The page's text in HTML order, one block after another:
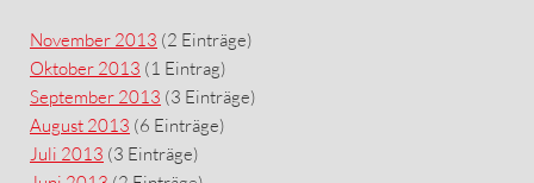
November 2013 (2 Einträge)
Oktober 2013 (1 Eintrag)
September 2013 (3 Einträge)
August 2013 (6 Einträge)
Juli 2013 (3 Einträge)